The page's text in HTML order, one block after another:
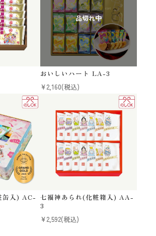
おいしいハート LA-3
¥2,160(税込)
缶入) AC- 七福神あられ(化粧箱入) AA-
3
¥2,592(税込)